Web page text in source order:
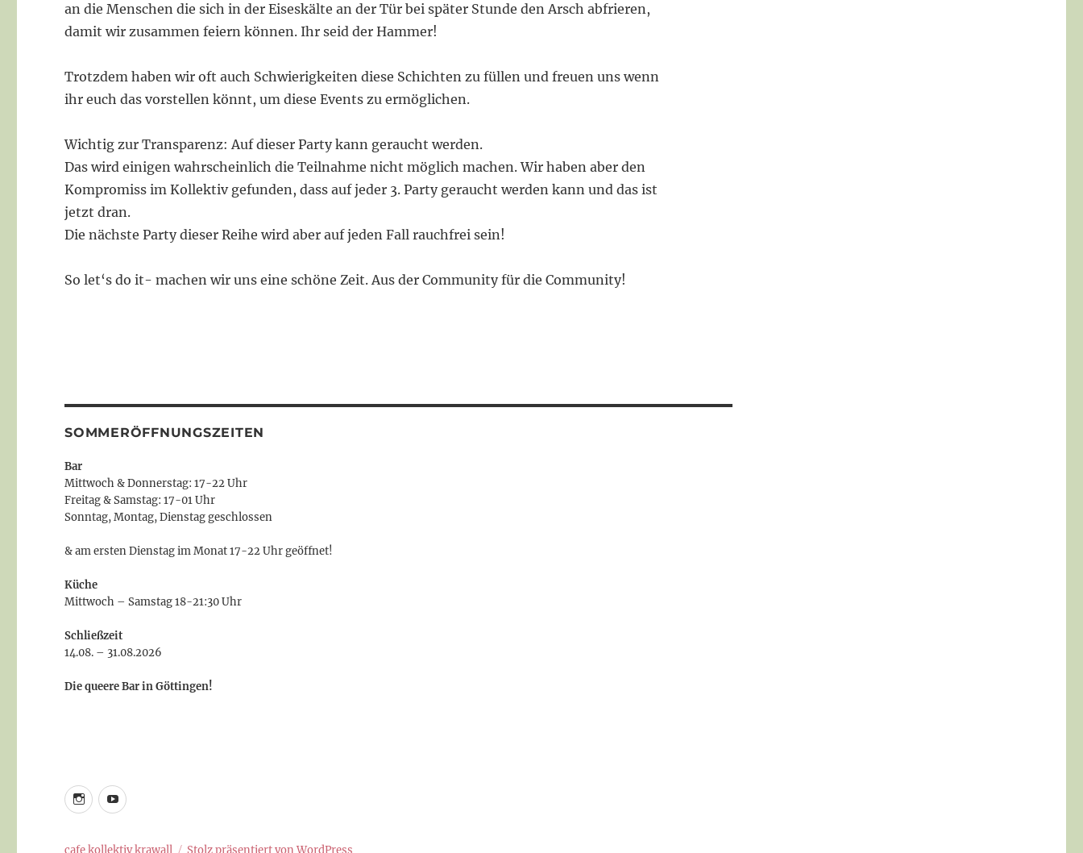
an die Menschen die sich in der Eiseskälte an der Tür bei später Stunde den Arsch abfrieren,
damit wir zusammen feiern können. Ihr seid der Hammer!
Trotzdem haben wir oft auch Schwierigkeiten diese Schichten zu füllen und freuen uns wenn
ihr euch das vorstellen könnt, um diese Events zu ermöglichen.
Wichtig zur Transparenz: Auf dieser Party kann geraucht werden.
Das wird einigen wahrscheinlich die Teilnahme nicht möglich machen. Wir haben aber den
Kompromiss im Kollektiv gefunden, dass auf jeder 3. Party geraucht werden kann und das ist
jetzt dran.
Die nächste Party dieser Reihe wird aber auf jeden Fall rauchfrei sein!
So let‘s do it- machen wir uns eine schöne Zeit. Aus der Community für die Community!
SOMMERÖFFNUNGSZEITEN
Bar
Mittwoch & Donnerstag: 17-22 Uhr
Freitag & Samstag: 17-01 Uhr
Sonntag, Montag, Dienstag geschlossen
& am ersten Dienstag im Monat 17-22 Uhr geöffnet!
Küche
Mittwoch – Samstag 18-21:30 Uhr
Schließzeit
14.08. – 31.08.2026
Die queere Bar in Göttingen!
instagram
youtube